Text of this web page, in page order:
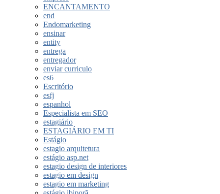
ENCANTAMENTO
end
Endomarketing
ensinar
entity
entrega
entregador
enviar curriculo
es6
Escritório
esfj
espanhol
Especialista em SEO
estagiário
ESTAGIÁRIO EM TI
Estágio
estagio arquitetura
estágio asp.net
estagio design de interiores
estagio em design
estagio em marketing